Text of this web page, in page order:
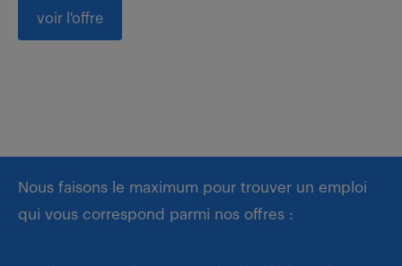
voir l'offre
Nous faisons le maximum pour trouver un emploi
qui vous correspond parmi nos offres :